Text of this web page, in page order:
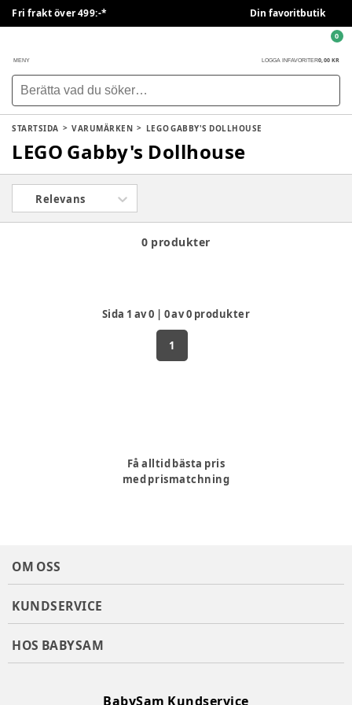
Fri frakt över 499:-* Din favoritbutik
MENY LOGGA IN FAVORITER0,00 KR
0
STARTSIDA VARUMÄRKEN LEGO GABBY'S DOLLHOUSE
LEGO Gabby's Dollhouse
Relevans
0 produkter
Sida 1 av0 | 0av0 produkter
1
Få alltid bästa pris
med prismatchning
OM OSS
KUNDSERVICE
HOS BABYSAM
BabySam Kundservice